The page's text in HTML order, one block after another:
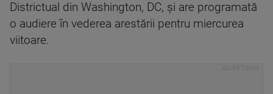
Districtual din Washington, DC, și are programată
o audiere în vederea arestării pentru miercurea
viitoare.